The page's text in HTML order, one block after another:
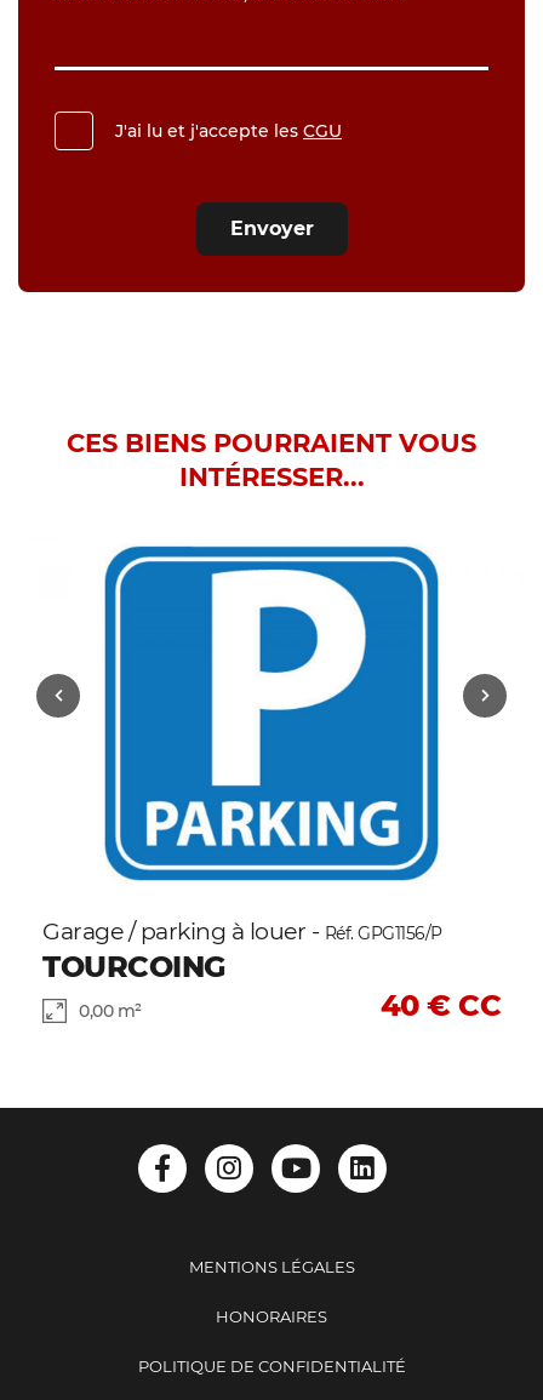
J'ai lu et j'accepte les CGU
Envoyer
CES BIENS POURRAIENT VOUS
INTÉRESSER...
Garage / parking à louer - Réf. GPG1156/P
TOURCOING
0,00 m² 40 € CC
MENTIONS LÉGALES
HONORAIRES
POLITIQUE DE CONFIDENTIALITÉ